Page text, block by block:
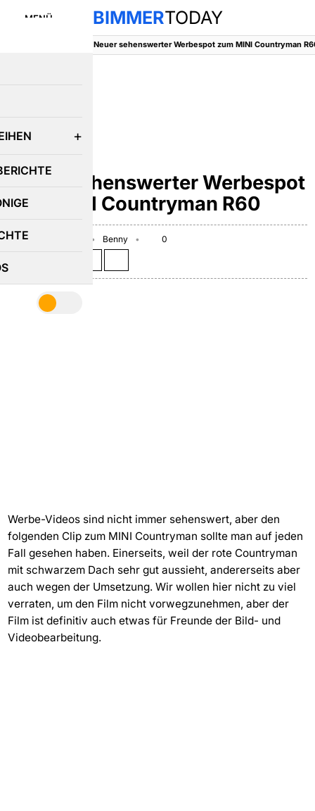
MENÜ BIMMERTODAY
Neuer sehenswerter Werbespot zum MINI Countryman
Neuer sehenswerter Werbespot
zum MINI Countryman R60
September 1, 2010 Benny
0
Werbe-Videos sind nicht immer sehenswert, aber den
folgenden Clip zum MINI Countryman sollte man auf jeden
Fall gesehen haben. Einerseits, weil der rote Countryman
mit schwarzem Dach sehr gut aussieht, andererseits aber
auch wegen der Umsetzung. Wir wollen hier nicht zu viel
verraten, um den Film nicht vorwegzunehmen, aber der
Film ist definitiv auch etwas für Freunde der Bild- und
Videobearbeitung.